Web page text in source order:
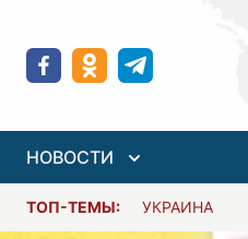
НОВОСТИ
ТОП-ТЕМЫ: УКРАИНА